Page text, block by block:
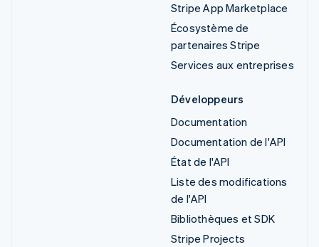
Stripe App Marketplace
Écosystème de
partenaires Stripe
Services aux entreprises
Développeurs
Documentation
Documentation de l'API
État de l'API
Liste des modifications
de l'API
Bibliothèques et SDK
Stripe Projects